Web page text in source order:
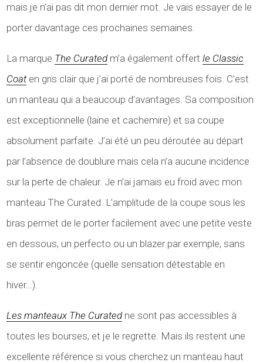
mais je n’ai pas dit mon dernier mot. Je vais essayer de le
porter davantage ces prochaines semaines.
La marque The Curatedm’a également offertle Classic
Coaten gris clair que j’ai porté de nombreuses fois. C’est
un manteau qui a beaucoup d’avantages. Sa composition
est exceptionnelle (laine et cachemire) et sa coupe
absolument parfaite. J’ai été un peu déroutée au départ
par l’absence de doublure mais cela n’a aucune incidence
sur la perte de chaleur. Je n’ai jamais eu froid avec mon
manteau The Curated. L’amplitude de la coupe sous les
bras permet de le porter facilement avec une petite veste
en dessous, un perfecto ou un blazer par exemple, sans
se sentir engoncée (quelle sensation détestable en
hiver…).
Les manteaux The Curatedne sont pas accessibles à
toutes les bourses, et je le regrette. Mais ils restent une
excellente référence si vous cherchez un manteau haut